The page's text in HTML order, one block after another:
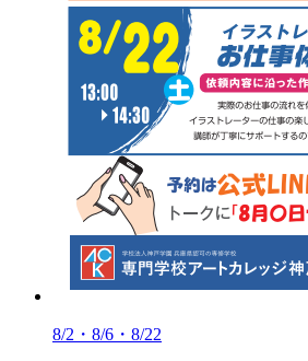
8/2・8/6・8/22